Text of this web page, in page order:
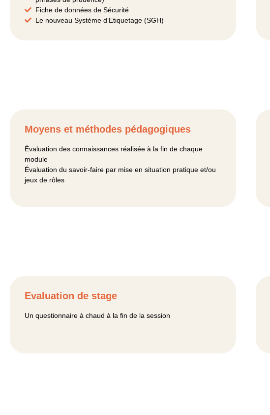
Fiche de données de Sécurité
Le nouveau Système d’Etiquetage (SGH)
Moyens et méthodes pédagogiques
Évaluation des connaissances réalisée à la fin de chaque
module
Évaluation du savoir-faire par mise en situation pratique et/ou
jeux de rôles
Evaluation de stage
Un questionnaire à chaud à la fin de la session